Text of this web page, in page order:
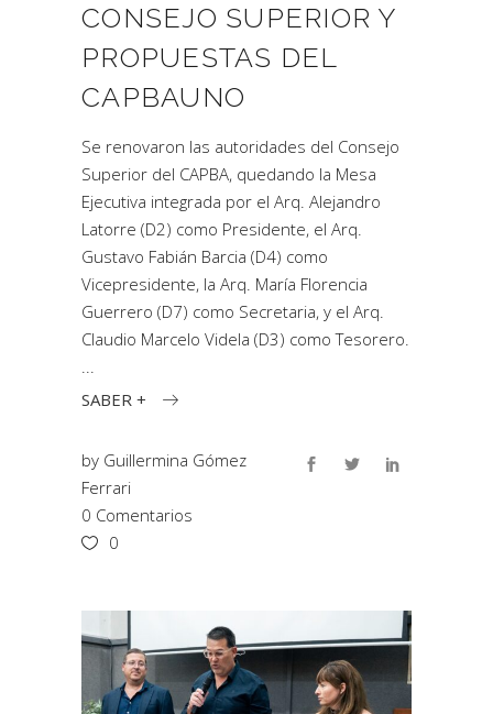
CONSEJO SUPERIOR Y
PROPUESTAS DEL
CAPBAUNO
Se renovaron las autoridades del Consejo
Superior del CAPBA, quedando la Mesa
Ejecutiva integrada por el Arq. Alejandro
Latorre (D2) como Presidente, el Arq.
Gustavo Fabián Barcia (D4) como
Vicepresidente, la Arq. María Florencia
Guerrero (D7) como Secretaria, y el Arq.
Claudio Marcelo Videla (D3) como Tesorero.
SABER +
by Guillermina Gómez
Ferrari
0 Comentarios
0